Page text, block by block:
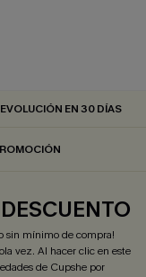
EN 30 DÍAS
sin mínimo de compra!
vez. Al hacer clic en este
de Cupshe por